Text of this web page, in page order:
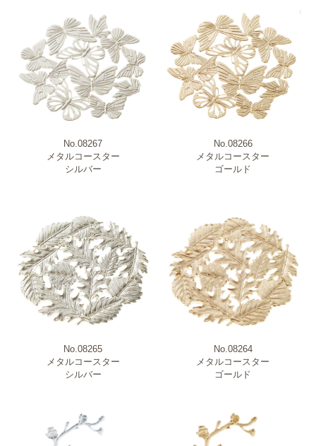
No.08267
メタルコースター
シルバー
No.08266
メタルコースター
ゴールド
No.08265
メタルコースター
シルバー
No.08264
メタルコースター
ゴールド